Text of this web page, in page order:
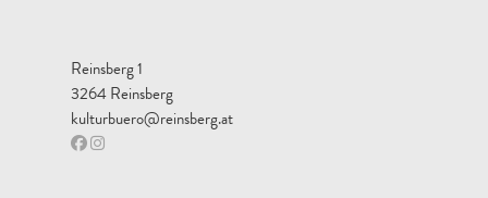
Reinsberg 1
3264 Reinsberg
kulturbuero@reinsberg.at